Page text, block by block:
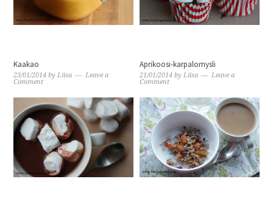
Kaakao
23/01/2014 byLiisa
Leave a
Comment
Aprikoosi-karpalomysli
21/01/2014 byLiisa
Leave a
Comment